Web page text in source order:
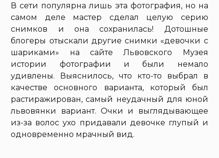
В сети популярна лишь эта фотография, но на
самом деле мастер сделал целую серию
снимков и она сохранилась! Дотошные
блогеры отыскали другие снимки «девочки с
шариками» на сайте Львовского Музея
истории фотографии и были немало
удивлены. Выяснилось, что кто-то выбрал в
качестве основного варианта, который был
растиражирован, самый неудачный для юной
львовянки вариант. Очки и выглядывающее
из-за волос ухо придавали девочке глупый и
одновременно мрачный вид.